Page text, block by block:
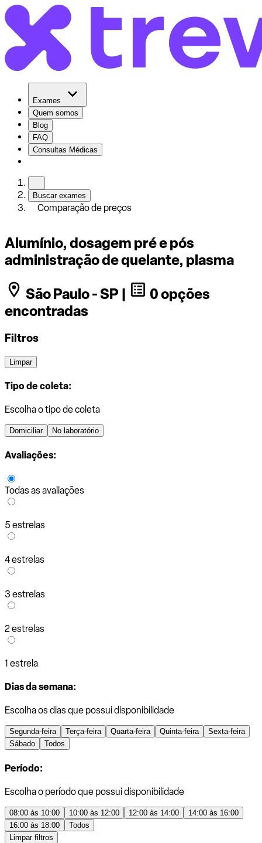
Exames
Quem somos
Blog
FAQ
Consultas Médicas
Buscar exames
Comparação de preços
Alumínio, dosagem pré e pós
administração de quelante, plasma
São Paulo - SP |
0 opções
encontradas
Filtros
Limpar
Tipo de coleta:
Escolha o tipo de coleta
Domiciliar No laboratório
Avaliações:
Todas as avaliações
5 estrelas
4 estrelas
3 estrelas
2 estrelas
1 estrela
Dias da semana:
Escolha os dias que possui disponibilidade
Segunda-feira Terça-feira Quarta-feira Quinta-feira
Sexta-feira
Sábado
Todos
Período:
Escolha o período que possui disponibilidade
08:00 às 10:00 10:00 às 12:00 12:00 às 14:00
14:00 às 16:00
16:00 às 18:00
Todos
Limpar filtros